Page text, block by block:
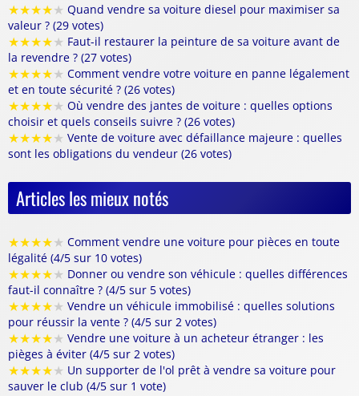
★★★★★ Quand vendre sa voiture diesel pour maximiser sa
valeur ? (29 votes)
★★★★★ Faut-il restaurer la peinture de sa voiture avant de
la revendre ? (27 votes)
★★★★★ Comment vendre votre voiture en panne légalement
et en toute sécurité ? (26 votes)
★★★★★ Où vendre des jantes de voiture : quelles options
choisir et quels conseils suivre ? (26 votes)
★★★★★ Vente de voiture avec défaillance majeure : quelles
sont les obligations du vendeur (26 votes)
Articles les mieux notés
★★★★★ Comment vendre une voiture pour pièces en toute
légalité (4/5 sur 10 votes)
★★★★★ Donner ou vendre son véhicule : quelles différences
faut-il connaître ? (4/5 sur 5 votes)
★★★★★ Vendre un véhicule immobilisé : quelles solutions
pour réussir la vente ? (4/5 sur 2 votes)
★★★★★ Vendre une voiture à un acheteur étranger : les
pièges à éviter (4/5 sur 2 votes)
★★★★★ Un supporter de l'ol prêt à vendre sa voiture pour
sauver le club (4/5 sur 1 vote)